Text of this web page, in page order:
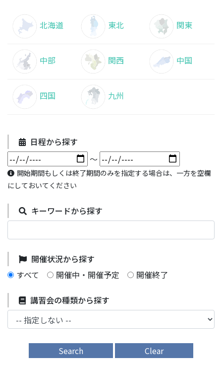
北海道 東北 関東
中部 関西 中国
四国 九州
日程から探す
～
開始期間もしくは終了期間のみを指定する場合は、一方を空欄
にしておいてください
キーワードから探す
開催状況から探す
すべて
開催中・開催予定 開催終了
講習会の種類から探す
Search Clear